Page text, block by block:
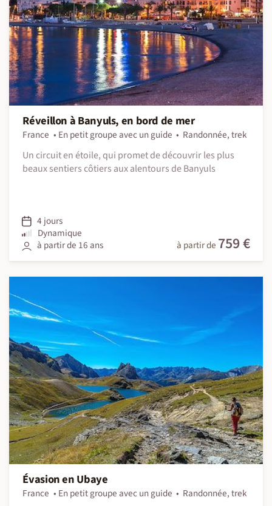
Réveillon à Banyuls, en bord de mer
France En petit groupe avec un guide
Randonnée, trek
Un circuit en étoile, qui promet de découvrir les plus
beaux sentiers côtiers aux alentours de Banyuls
4 jours
Dynamique
à partir de 16 ans
à partir de 759 €
Évasion en Ubaye
France En petit groupe avec un guide
Randonnée, trek